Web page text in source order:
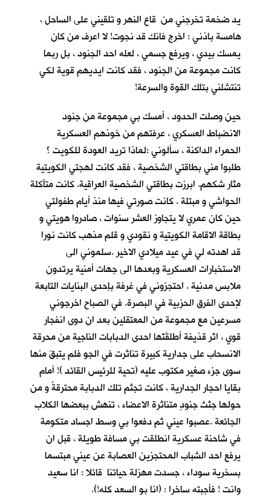
يد ضخمة تخرجني من قاع النهر و تلقيني على الساحل ،
هامسة باذني : اخرج فانك قد نجوت! لا اعرف من كان
يمسك بيدي ، ويرفع جسمي ، لعله احد الجنود ، بل ربما
كانت مجموعة من الجنود ، فقد كانت ايديهم قوية لكي
تنتشلني بتلك القوة والسرعة!
حين وصلت الحدود ، أمسك بي مجموعة من جنود
الانضباط العسكري ، عرفتهم من خوذهم العسكرية
الحمراء الداكنة ، سألوني :لماذا تريد العودة للكويت ؟
طلبوا مني بطاقتي الشخصية ، فقد كانت لهجتي الكويتية
مثار شكهم. ابرزت بطاقتي الشخصية العراقية. كانت متآكلة
الحواشي و مبتلة . كانت صورتي فيها منذ أيام طفولتي
حين كان عمري لا يتجاوز العشر سنوات ، صادروا هويتي و
بطاقة الاقامة الكويتية و نقودي و قلم مذهب كانت نورا
قد اهدته لي في عيد ميلادي الاخير .سلموني الى
الاستخبارات العسكرية وبعدها الى جهات أمنية يرتدون
ملابس مدنية . احتجزوني في غرفة بإحدى البنايات التابعة
لإحدى الفرق الحزبية في البصرة. في الصباح اخرجوني
مسرعين مع مجموعة من المعتقلين بعد ان دوى انفجار
قوي ، اثر قذيفة أطلقَتْها احدى الدبابات الناجية من محرقة
الانسحاب على جدارية كبيرة تناثرت في الجو فلم يتبقَ منها
سوى جزء صغير مكتوب عليه (تحية للرئيس القائد )! أمام
بقايا احجار الجدارية ، كانت تجثم تلك الدبابة محترقةً و من
حولها جثث جنودٍ متناثرة الاعضاء ، تنهش ببعضها الكلاب
الجائعة .عصبوا عيني ثم دفعوا بي وسط اجساد متكومة
في شاحنة عسكرية انطلقت بي مسافة طويلة ، قبل ان
يرفع احد الشباب المحتجزين العصابة عن عيني مبتسما
بسخرية سوداء ، جسدت مهزلة حياتنا قائلا : انا سعيد
وانت ! فأجبته ساخرا : (انا بو السعد كله!).